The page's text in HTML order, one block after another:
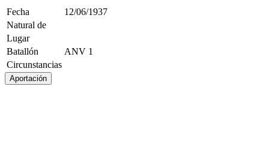
Fecha
12/06/1937
Natural de
Lugar
Batallón
ANV 1
Circunstancias